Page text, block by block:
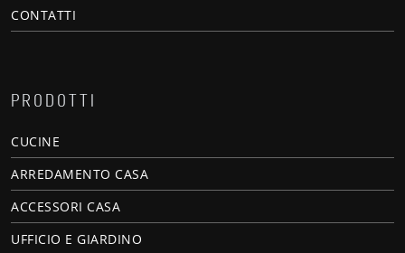
CONTATTI
PRODOTTI
CUCINE
ARREDAMENTO CASA
ACCESSORI CASA
UFFICIO E GIARDINO